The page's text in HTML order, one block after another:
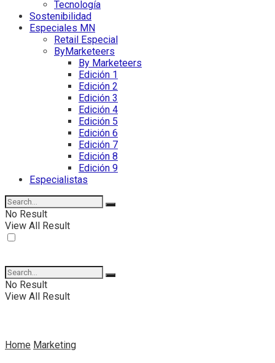
Tecnología
Sostenibilidad
Especiales MN
Retail Especial
ByMarketeers
By Marketeers
Edición 1
Edición 2
Edición 3
Edición 4
Edición 5
Edición 6
Edición 7
Edición 8
Edición 9
Especialistas
No Result
View All Result
No Result
View All Result
Home Marketing